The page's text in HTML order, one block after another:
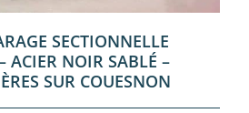
SECTIONNELLE
ACIER NOIR SABLÉ –
SUR COUESNON